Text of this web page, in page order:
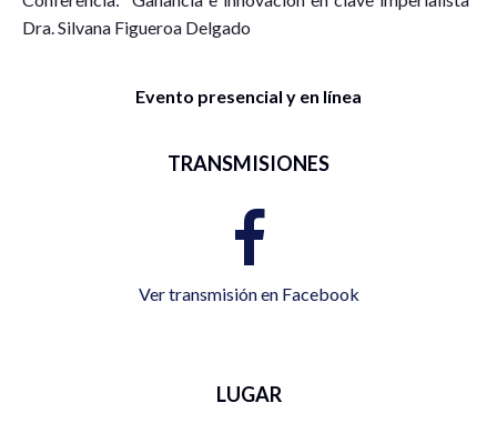
Dra. Silvana Figueroa Delgado
Evento presencial y en línea
TRANSMISIONES
Ver transmisión en Facebook
LUGAR